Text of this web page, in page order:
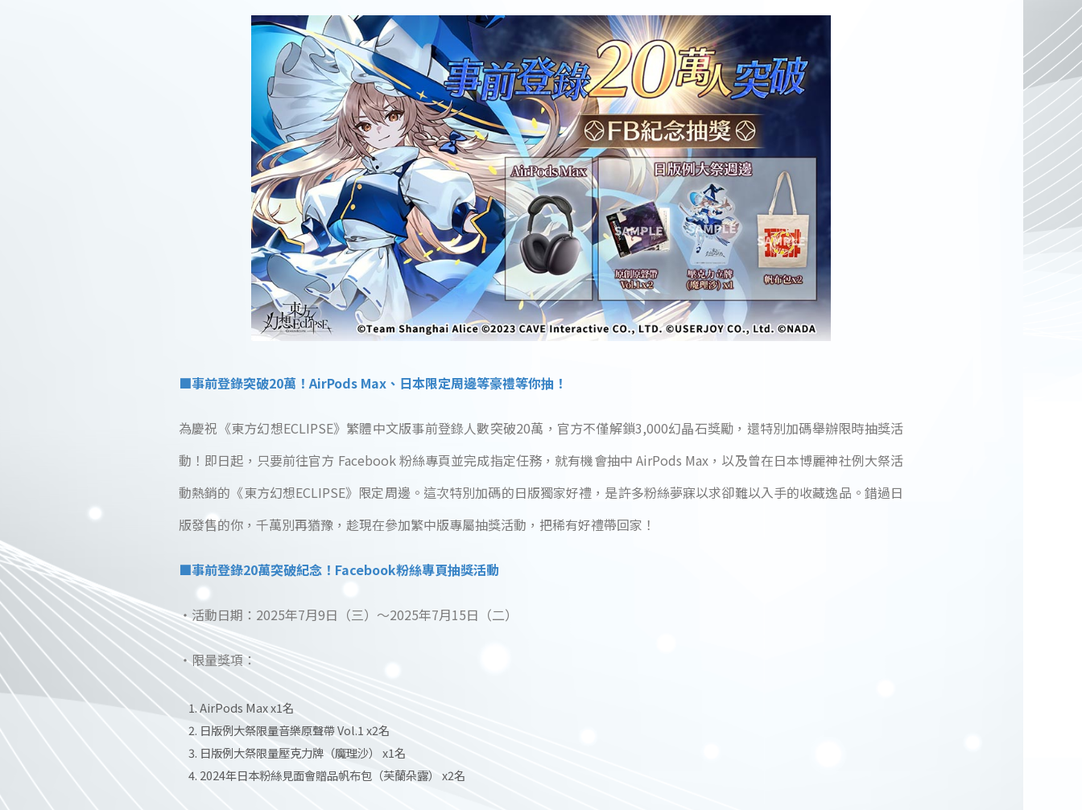
■事前登錄突破20萬！AirPods Max、日本限定周邊等豪禮等你抽！
為慶祝《東方幻想ECLIPSE》繁體中文版事前登錄人數突破20萬，官方不僅解鎖3,000幻晶石獎勵，還特別加碼舉辦限時抽獎活
動！即日起，只要前往官方 Facebook 粉絲專頁並完成指定任務，就有機會抽中 AirPods Max，以及曾在日本博麗神社例大祭活
動熱銷的《東方幻想ECLIPSE》限定周邊。這次特別加碼的日版獨家好禮，是許多粉絲夢寐以求卻難以入手的收藏逸品。錯過日
版發售的你，千萬別再猶豫，趁現在參加繁中版專屬抽獎活動，把稀有好禮帶回家！
■事前登錄20萬突破紀念！Facebook粉絲專頁抽獎活動
・活動日期：2025年7月9日（三）～2025年7月15日（二）
・限量獎項：
AirPods Max x1名
日版例大祭限量音樂原聲帶 Vol.1 x2名
日版例大祭限量壓克力牌（魔理沙） x1名
2024年日本粉絲見面會贈品帆布包（芙蘭朵露） x2名